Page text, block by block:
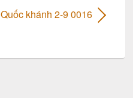
Quốc khánh 2-9 0016